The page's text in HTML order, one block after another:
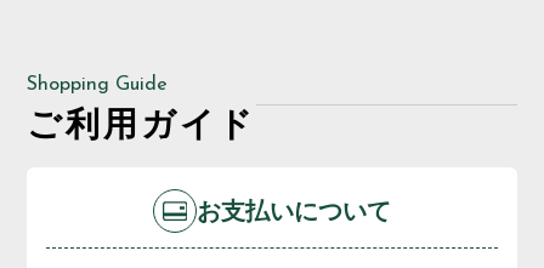
Shopping Guide
ご利用ガイド
お支払いについて